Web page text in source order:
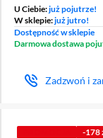
U Ciebie:już pojutrze!
W sklepie:już jutro!
Dostępność w sklepie
Darmowa dostawa
Zadzwoń i
-178